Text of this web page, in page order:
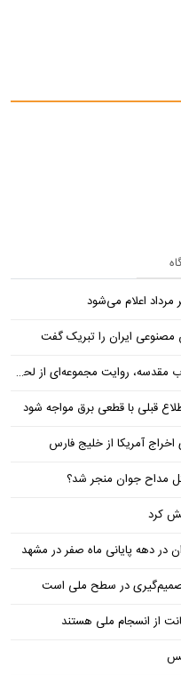
ایران را تبریک گفت
روایت مجموعه‌ای از لحظه‌هاست
قبلی با قطعی برق مواجه شود
اخراج آمریکا از خلیج فارس
مداح جوان منجر شد؟
کرد
در سطح ملی است
از انسجام ملی هستند